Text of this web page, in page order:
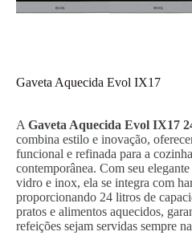
Gaveta Aquecida Evol IX17
A Gaveta Aquecida Evol IX17
combina estilo e inovação,
funcional e refinada para a
contemporânea. Com seu
vidro e inox, ela se integra com
proporcionando 24 litros de
pratos e alimentos aquecidos,
refeições sejam servidas sempre